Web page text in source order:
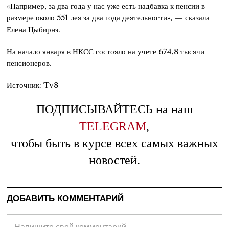
«Например, за два года у нас уже есть надбавка к пенсии в
размере около 551 лея за два года деятельности», — сказала
Елена Цыбирнэ.
На начало января в НКСС состояло на учете 674,8 тысячи
пенсионеров.
Источник: Tv8
ПОДПИСЫВАЙТЕСЬ на наш
TELEGRAM,
чтобы быть в курсе всех самых важных
новостей.
ДОБАВИТЬ КОММЕНТАРИЙ